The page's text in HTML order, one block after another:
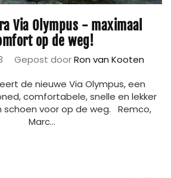
Via Olympus - maximaal
op de weg!
Gepost doorRon van Kooten
de nieuwe Via Olympus, een
comfortabele, snelle en lekker
schoen voor op de weg. Remco,
Marc...